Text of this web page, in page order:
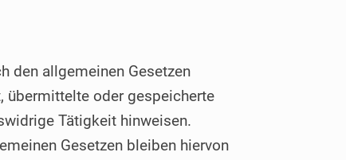
den allgemeinen Gesetzen
übermittelte oder gespeicherte
Tätigkeit hinweisen.
Gesetzen bleiben hiervon